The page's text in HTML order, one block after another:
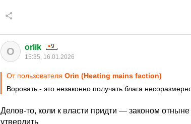
O orlik
15:35, 16.01.2026
От пользователя Orin (Heating mains faction)
Воровать - это незаконно получать блага
Делов-то, коли к власти придти — законом
утвердить